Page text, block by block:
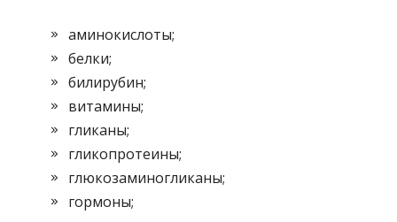
аминокислоты;
белки;
билирубин;
витамины;
гликаны;
гликопротеины;
глюкозаминогликаны;
гормоны;